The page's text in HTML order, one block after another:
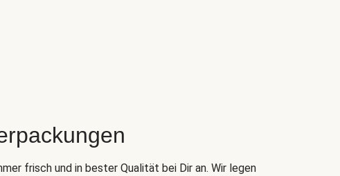
frisch und in bester Qualität bei Dir an. Wir legen